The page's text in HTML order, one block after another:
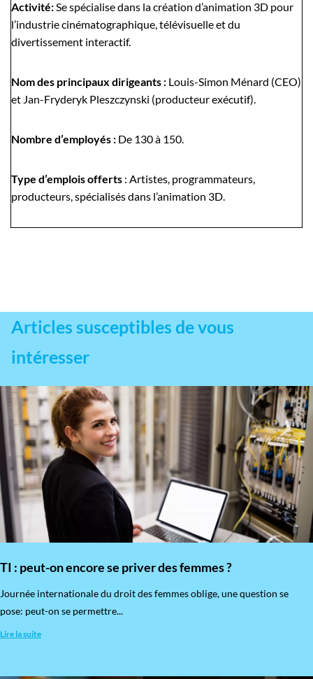
Activité:Se spécialise dans la création d’animation 3D pour
l’industrie cinématographique, télévisuelle et du
divertissement interactif.
Nom des principaux dirigeants : Louis-Simon Ménard (CEO)
et Jan-Fryderyk Pleszczynski (producteur exécutif).
Nombre d’employés : De 130 à 150.
Type d’emplois offerts : Artistes, programmateurs,
producteurs, spécialisés dans l’animation 3D.
Articles susceptibles de vous
intéresser
TI : peut-on encore se priver des femmes ?
​Journée internationale du droit des femmes oblige, une question se
pose: peut-on se permettre...
Lire la suite